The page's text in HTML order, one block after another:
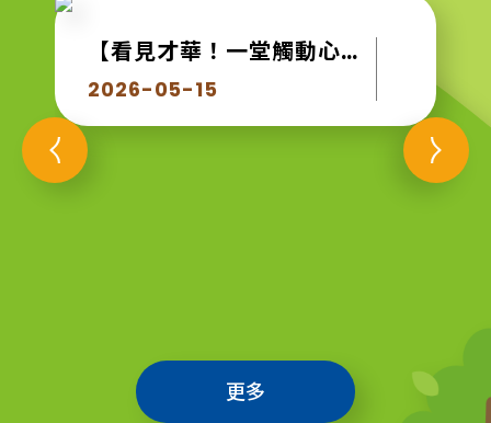
【看見才華！一堂觸動心靈的生命教育課】
2026-05-15
更多